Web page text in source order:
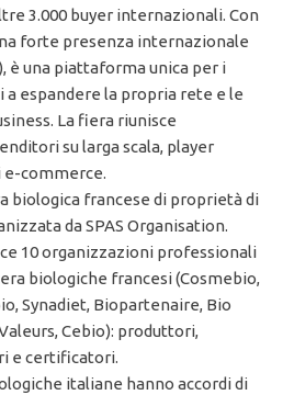
3.000 buyer internazionali. Con
forte presenza internazionale
è una piattaforma unica per i
espandere la propria rete e le
La fiera riunisce
su larga scala, player
e-commerce.
biologica francese di proprietà di
da SPAS Organisation.
10 organizzazioni professionali
biologiche francesi (Cosmebio,
Synadiet, Biopartenaire, Bio
Cebio): produttori,
e certificatori.
italiane hanno accordi di